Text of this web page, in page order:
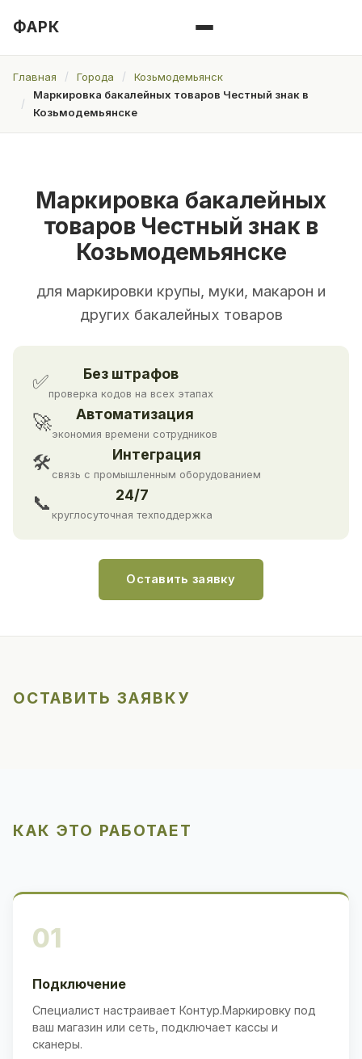
ФАРК
Главная Города
Козьмодемьянск
Маркировка бакалейных товаров Честный знак в
Козьмодемьянске
Маркировка бакалейных
товаров Честный знак в
Козьмодемьянске
для маркировки крупы, муки, макарон и
других бакалейных товаров
✅ Без штрафов
проверка кодов на всех этапах
🚀 Автоматизация
экономия времени сотрудников
🛠 Интеграция
связь с промышленным оборудованием
📞 24/7
круглосуточная техподдержка
Оставить заявку
ОСТАВИТЬ ЗАЯВКУ
КАК ЭТО РАБОТАЕТ
01
Подключение
Специалист настраивает Контур.Маркировку под
ваш магазин или сеть, подключает кассы и
сканеры.